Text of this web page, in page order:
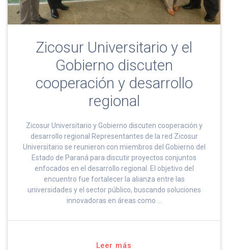
Zicosur Universitario y el
Gobierno discuten
cooperación y desarrollo
regional
Zicosur Universitario y Gobierno discuten cooperación y
desarrollo regional Representantes de la red Zicosur
Universitario se reunieron con miembros del Gobierno del
Estado de Paraná para discutir proyectos conjuntos
enfocados en el desarrollo regional. El objetivo del
encuentro fue fortalecer la alianza entre las
universidades y el sector público, buscando soluciones
innovadoras en áreas como …
Leer más